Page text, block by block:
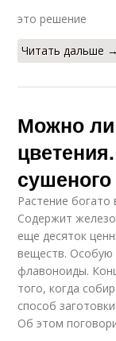
это решение
Читать дальше →
Можно ли
Растение богато
Содержит
еще десяток
веществ. Особую
флавоноиды.
того, когда
способ
Об этом